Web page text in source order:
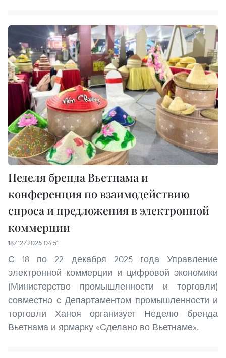
Неделя бренда Вьетнама и
конференция по взаимодействию
спроса и предложения в электронной
коммерции
18/12/2025 04:51
С 18 по 22 декабря 2025 года Управление
электронной коммерции и цифровой экономики
(Министерство промышленности и торговли)
совместно с Департаментом промышленности и
торговли Ханоя организует Неделю бренда
Вьетнама и ярмарку «Сделано во Вьетнаме».